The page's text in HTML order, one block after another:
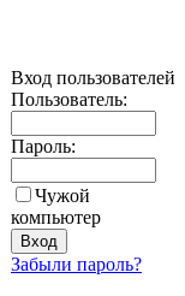
Вход пользователей
Пользователь:
Пароль:
Чужой
компьютер
Забыли пароль?